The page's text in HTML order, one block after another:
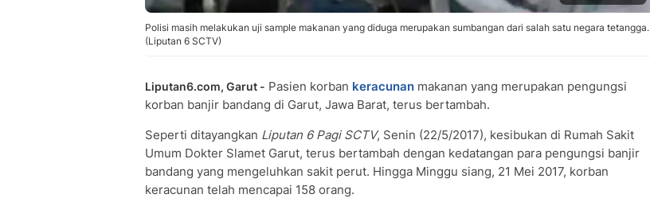
Polisi masih melakukan uji sample makanan yang diduga merupakan sumbangan dari salah satu negara tetangga.
(Liputan 6 SCTV)
Liputan6.com, Garut - Pasien korban keracunan makanan yang merupakan pengungsi
korban banjir bandang di Garut, Jawa Barat, terus bertambah.
Seperti ditayangkan Liputan 6 Pagi SCTV, Senin (22/5/2017), kesibukan di Rumah Sakit
Umum Dokter Slamet Garut, terus bertambah dengan kedatangan para pengungsi banjir
bandang yang mengeluhkan sakit perut. Hingga Minggu siang, 21 Mei 2017, korban
keracunan telah mencapai 158 orang.